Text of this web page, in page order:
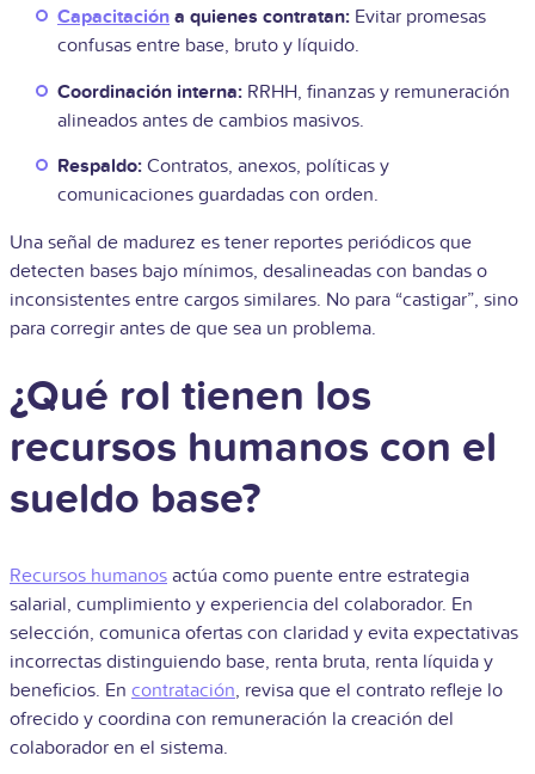
Capacitación a quienes contratan: Evitar promesas
confusas entre base, bruto y líquido.
Coordinación interna: RRHH, finanzas y remuneración
alineados antes de cambios masivos.
Respaldo: Contratos, anexos, políticas y
comunicaciones guardadas con orden.
Una señal de madurez es tener reportes periódicos que
detecten bases bajo mínimos, desalineadas con bandas o
inconsistentes entre cargos similares. No para “castigar”, sino
para corregir antes de que sea un problema.
¿Qué rol tienen los
recursos humanos con el
sueldo base?
Recursos humanos actúa como puente entre estrategia
salarial, cumplimiento y experiencia del colaborador. En
selección, comunica ofertas con claridad y evita expectativas
incorrectas distinguiendo base, renta bruta, renta líquida y
beneficios. En contratación, revisa que el contrato refleje lo
ofrecido y coordina con remuneración la creación del
colaborador en el sistema.